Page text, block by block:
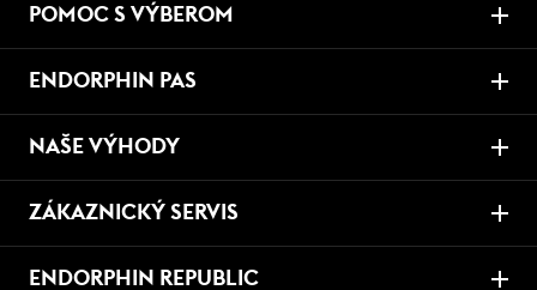
POMOC S VÝBEROM
ENDORPHIN PAS
NAŠE VÝHODY
ZÁKAZNICKÝ SERVIS
ENDORPHIN REPUBLIC